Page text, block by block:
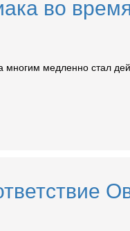
во
медленно стал